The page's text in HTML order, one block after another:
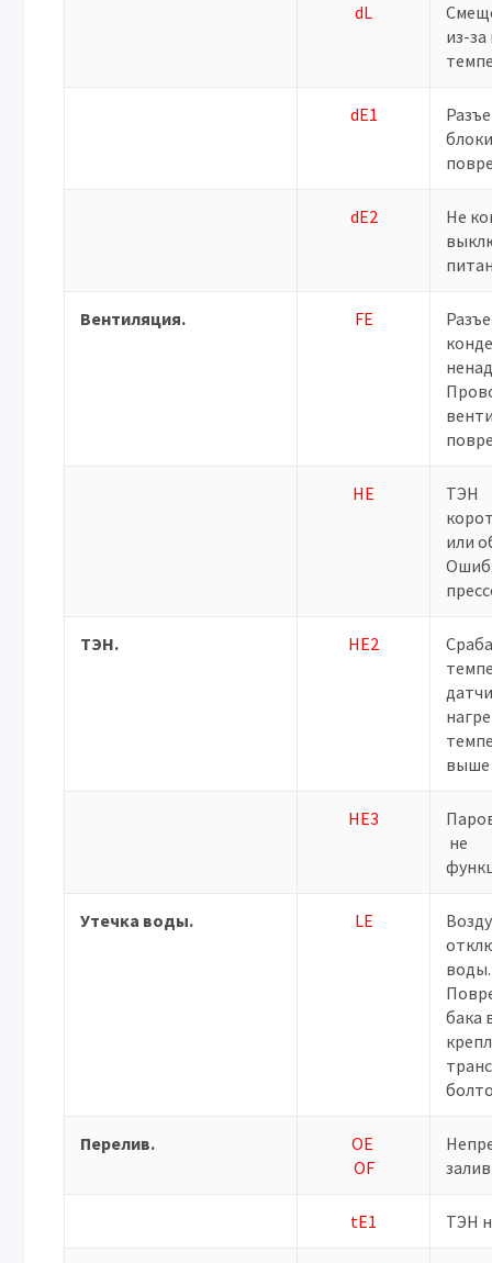
dL
из-
dE1
dE2
Не
Вентиляция. FE
HE
ТЭН
или
ТЭН. HE2
выше
HE3
не
Утечка воды. LE
воды.
бака
Перелив.
OE
OF
tE1 ТЭН